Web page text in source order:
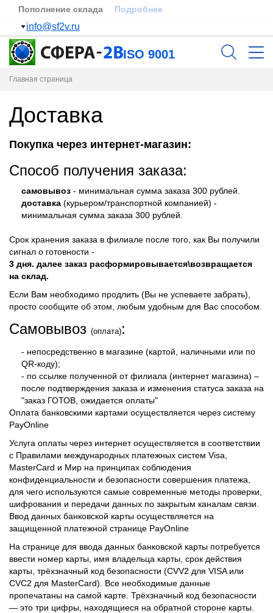
Пополнение склада Подробнее
info@sf2v.ru
ISO 9001
Главная страница
Доставка
Покупка через интернет-магазин:
Способ получения заказа:
самовывоз - минимальная сумма заказа 300 рублей.
доставка (курьером/транспортной компанией) -
минимальная сумма заказа 300 рублей.
Срок хранения заказа в филиале после того, как Вы получили
сигнал о готовности -
3 дня. далее заказ расформировывается\возвращается
на склад.
Если Вам необходимо продлить (Вы не успеваете забрать),
просто сообщите об этом, любым удобным для Вас способом.
Самовывоз (оплата):
- непосредственно в магазине (картой, наличными или по
QR-коду);
- по ссылке полученной от филиала (интернет магазина) –
после подтверждения заказа и изменения статуса заказа на
"заказ ГОТОВ, ожидается оплаты"
Оплата банковскими картами осуществляется через систему
PayOnline
Услуга оплаты через интернет осуществляется в соответствии
с Правилами международных платежных систем Visa,
MasterCard и Мир на принципах соблюдения
конфиденциальности и безопасности совершения платежа,
для чего используются самые современные методы проверки,
шифрования и передачи данных по закрытым каналам связи.
Ввод данных банковской карты осуществляется на
защищенной платежной странице PayOnline
На странице для ввода данных банковской карты потребуется
ввести номер карты, имя владельца карты, срок действия
карты, трёхзначный код безопасности (CVV2 для VISA или
CVC2 для MasterCard). Все необходимые данные
пропечатаны на самой карте. Трёхзначный код безопасности
— это три цифры, находящиеся на обратной стороне карты.